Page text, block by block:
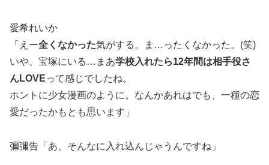
愛希れいか
「えー全くなかった気がする。ま…ったくなかった。(笑)
いや、宝塚にいる…まあ学校入れたら12年間は相手役さ
んLOVEって感じでしたね。
ホントに少女漫画のように。なんかあれはでも、一種の恋
愛だったかもとも思います」
彌彌告「あ、そんなに入れ込んじゃうんですね」